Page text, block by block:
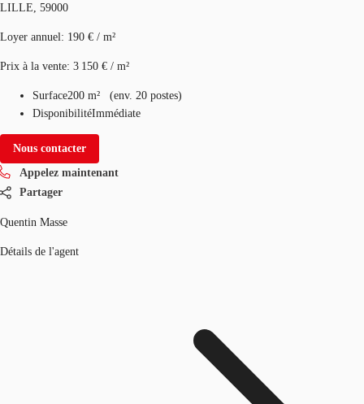
LILLE, 59000
Loyer annuel: 190 € / m²
Prix à la vente: 3 150 € / m²
Surface200 m² (env. 20 postes)
DisponibilitéImmédiate
Nous contacter
Appelez maintenant
Partager
Quentin Masse
Détails de l'agent